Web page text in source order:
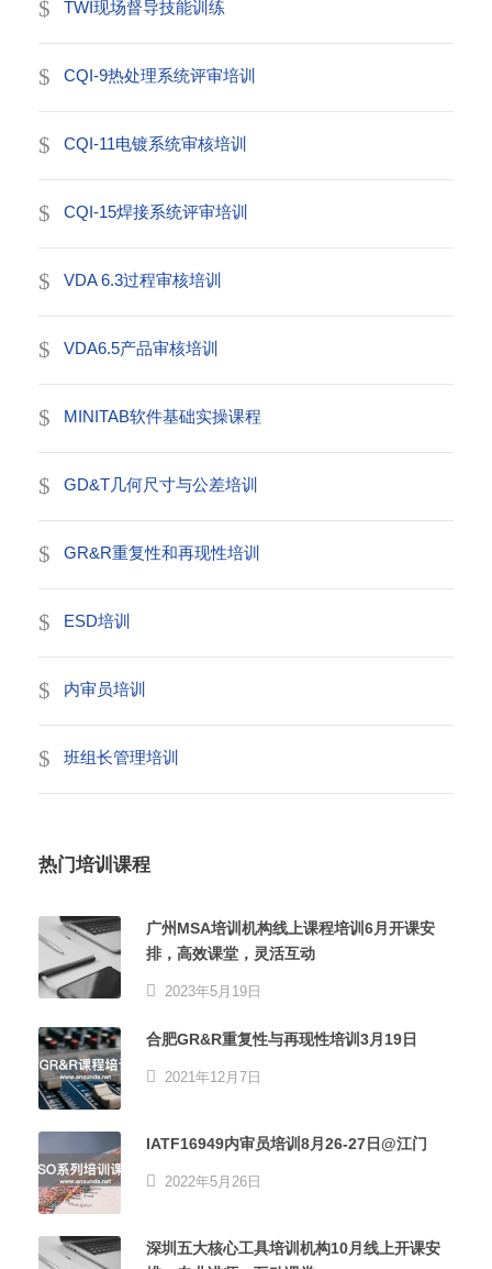
TWI现场督导技能训练
CQI-9热处理系统评审培训
CQI-11电镀系统审核培训
CQI-15焊接系统评审培训
VDA 6.3过程审核培训
VDA6.5产品审核培训
MINITAB软件基础实操课程
GD&T几何尺寸与公差培训
GR&R重复性和再现性培训
ESD培训
内审员培训
班组长管理培训
热门培训课程
广州MSA培训机构线上课程培训6月开课安
排，高效课堂，灵活互动
2023年5月19日
合肥GR&R重复性与再现性培训3月19日
2021年12月7日
IATF16949内审员培训8月26-27日@江门
2022年5月26日
深圳五大核心工具培训机构10月线上开课安